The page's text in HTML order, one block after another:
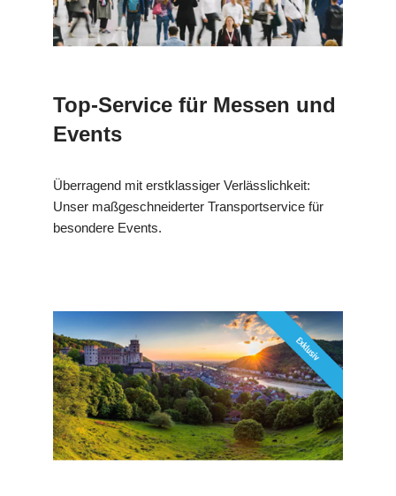
Top-Service für Messen und
Events
Überragend mit erstklassiger Verlässlichkeit:
Unser maßgeschneiderter Transportservice für
besondere Events.